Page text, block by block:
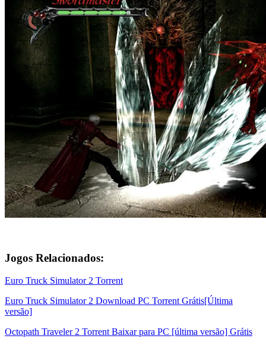
Jogos Relacionados:
Euro Truck Simulator 2 Torrent
Euro Truck Simulator 2 Download PC Torrent Grátis[Última
versão]
Octopath Traveler 2 Torrent Baixar para PC [última versão] Grátis